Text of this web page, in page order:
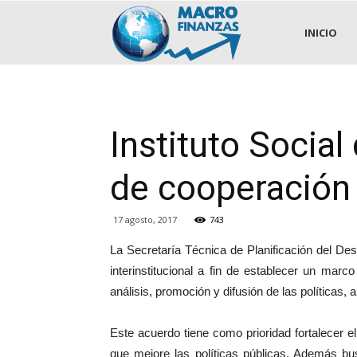
.::MACROFINANZAS::.
INICIO
Instituto Social
de cooperación
17 agosto, 2017 743
La Secretaría Técnica de Planificación del
interinstitucional a fin de establecer un
análisis, promoción y difusión de las políticas,
Este acuerdo tiene como prioridad fortalecer
que mejore las políticas públicas. Además